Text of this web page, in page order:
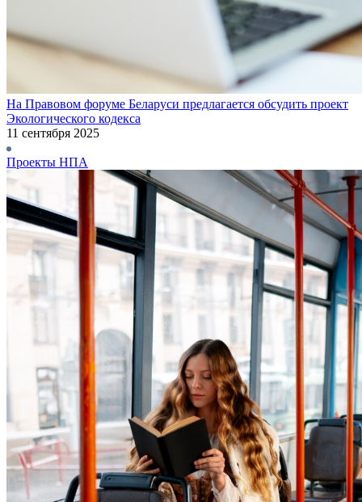
На Правовом форуме Беларуси предлагается обсудить проект
Экологического кодекса
11 сентября 2025
Проекты НПА